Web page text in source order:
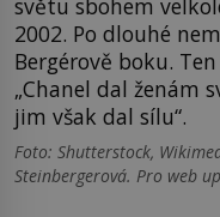
světu sbohem
2002. Po dlouhé
Bergérově boku.
„Chanel dal ženám
jim však dal sílu“.
Foto: Shutterstock,
Steinbergerová. Pro web